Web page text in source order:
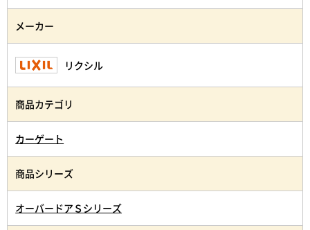
メーカー
リクシル
商品カテゴリ
カーゲート
商品シリーズ
オーバードアＳシリーズ